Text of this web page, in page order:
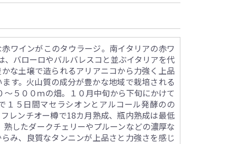
ワインがこのタウラージ。南イタリアの赤ワ
、バローロやバルバレスコと並ぶイタリアを代
な土壌で造られるアリアニコから力強く上品
す。火山質の成分が豊かな地域で栽培される
５００ｍの畑。１０月中旬から下旬にかけて
１５日間マセラシオンとアルコール発酵のの
レンチオー樽で18カ月熟成、瓶内熟成は最低
したダークチェリーやプルーンなどの濃厚な
み、良質なタンニンが上品さと力強さを感じ